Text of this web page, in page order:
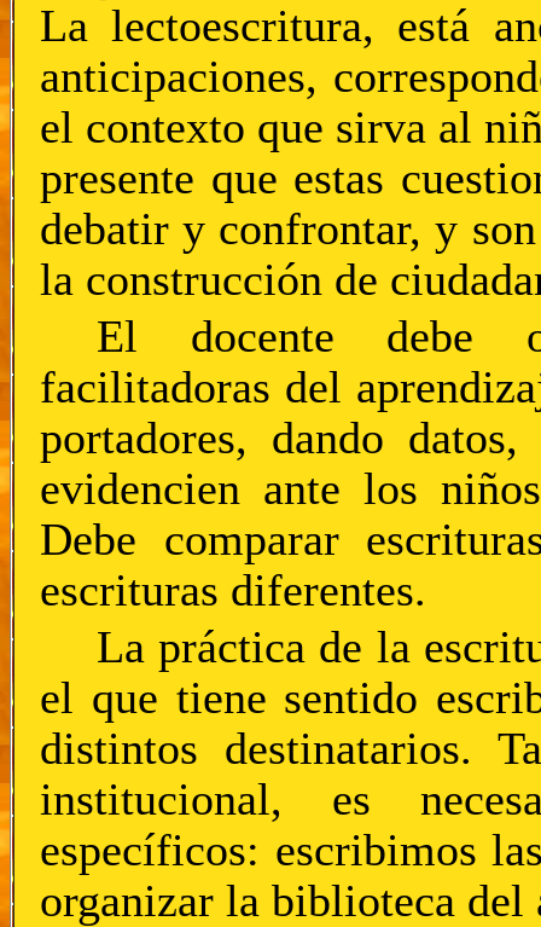
La lectoescritura, está
anticipaciones,
el contexto que sirva al
presente que estas
debatir y confrontar, y
la construcción de
El docente debe
facilitadoras del
portadores, dando
evidencien ante los
Debe comparar
escrituras diferentes.
La práctica de la
el que tiene sentido
distintos destinatarios.
institucional, es
específicos: escribimos
organizar la biblioteca del